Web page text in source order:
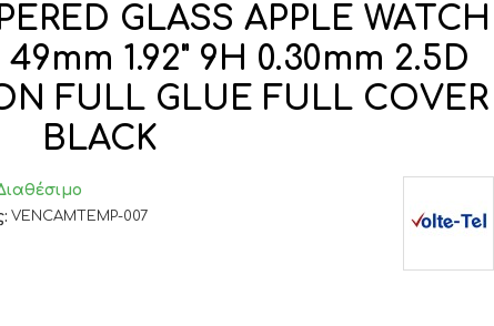
GLASS APPLE WATCH
1.92" 9H 0.30mm 2.5D
FULL GLUE FULL COVER
BLACK
VENCAMTEMP-007